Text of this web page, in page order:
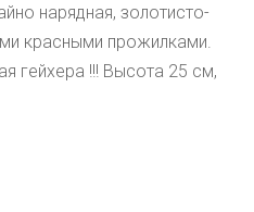
нарядная, золотисто-
красными прожилками.
гейхера !!! Высота 25 см,